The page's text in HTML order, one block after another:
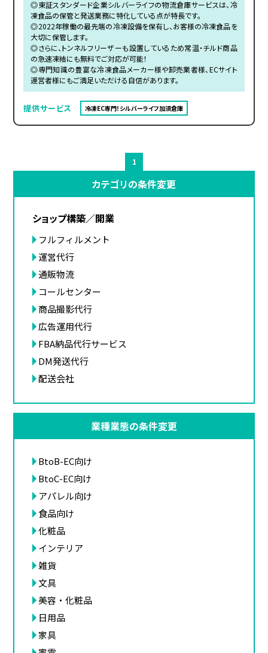
◎東証スタンダード企業シルバーライフの物流倉庫サービスは、冷
凍食品の保管と発送業務に特化している点が特長です。
◎2022年稼働の最先端の冷凍設備を保有し、お客様の冷凍食品を
大切に保管します。
◎さらに、トンネルフリーザーも設置しているため常温・チルド商品
の急速凍結にも無料でご対応が可能！
◎専門知識の豊富な冷凍食品メーカー様や卸売業者様、ECサイト
運営者様にもご満足いただける自信があります。
提供サービス 冷凍EC専門！シルバーライフ加須倉庫
1
カテゴリの条件変更
ショップ構築／開業
フルフィルメント
運営代行
通販物流
コールセンター
商品撮影代行
広告運用代行
FBA納品代行サービス
DM発送代行
配送会社
業種業態の条件変更
BtoB-EC向け
BtoC-EC向け
アパレル向け
食品向け
化粧品
インテリア
雑貨
文具
美容・化粧品
日用品
家具